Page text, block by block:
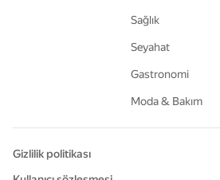
Sağlık
Seyahat
Gastronomi
Moda & Bakım
Gizlilik politikası